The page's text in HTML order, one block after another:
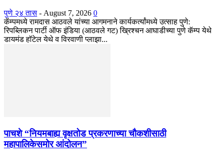
पुणे २४ तास - August 7, 2026 0
कॅम्पमध्ये रामदास आठवले यांच्या आगमनाने कार्यकर्त्यांमध्ये उत्साह पुणे:
रिपब्लिकन पार्टी ऑफ इंडिया (आठवले गट) ख्रिश्चन आघाडीच्या पुणे कॅम्प येथे
डायमंड हॉटेल येथे व विरवाणी प्लाझा...
पाचशे “नियमबाह्य वृक्षतोड प्रकरणाच्या चौकशीसाठी
महापालिकेसमोर आंदोलन”